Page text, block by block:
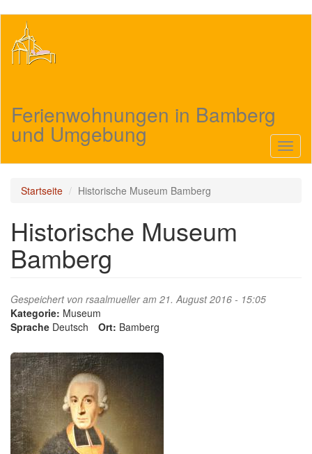
Inhalt
Ferienwohnungen in Bamberg
und Umgebung
Startseite Historische Museum Bamberg
Historische Museum
Bamberg
Gespeichert von rsaalmuelleram 21. August 2016 - 15:05
Kategorie: Museum
Sprache Deutsch Ort: Bamberg